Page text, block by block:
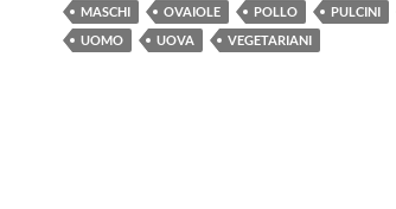
MASCHI
OVAIOLE POLLO PULCINI
UOMO
UOVA VEGETARIANI